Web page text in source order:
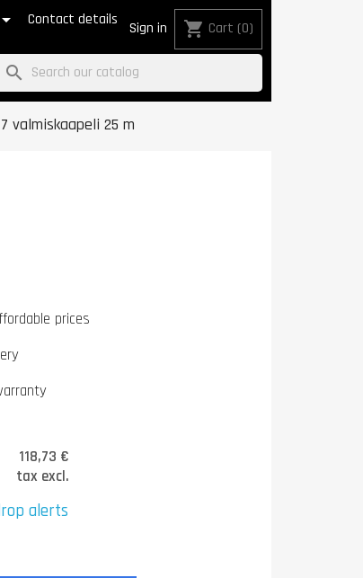
 Contact details Sign in shopping_cart Cart (0)
search
valmiskaapeli 25 m
prices
118,73 €
tax excl.
alerts